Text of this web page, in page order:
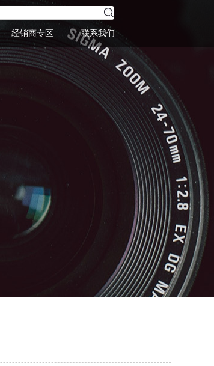
经销商专区 联系我们